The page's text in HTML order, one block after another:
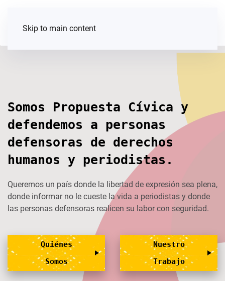
Skip to main content
Somos Propuesta Cívica y
defendemos a personas
defensoras de derechos
humanos y periodistas.
Queremos un país donde la libertad de expresión sea plena,
donde informar no le cueste la vida a periodistas y donde
las personas defensoras realicen su labor con seguridad.
Quiénes
Somos
Nuestro
Trabajo